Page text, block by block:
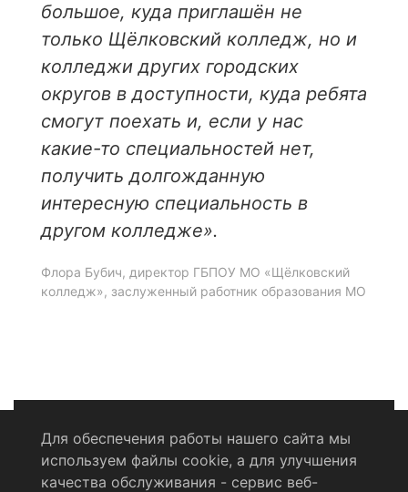
большое, куда приглашён не
только Щёлковский колледж, но и
колледжи других городских
округов в доступности, куда ребята
смогут поехать и, если у нас
какие-то специальностей нет,
получить долгожданную
интересную специальность в
другом колледже».
Флора Бубич, директор ГБПОУ МО «Щёлковский
колледж», заслуженный работник образования МО
Политика конфиденциальности
Для обеспечения работы нашего сайта мы
используем файлы cookie, а для улучшения
качества обслуживания - сервис веб-